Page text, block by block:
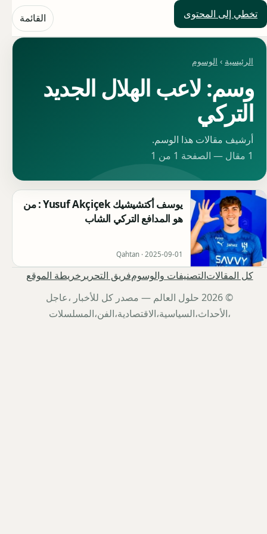
تخطي إلى المحتوى
حلول العالم القائمة
الرئيسية › الوسوم
وسم: لاعب الهلال الجديد
التركي
أرشيف مقالات هذا الوسم.
1 مقال — الصفحة 1 من 1
يوسف أكتشيشيك Yusuf Akçiçek : من
هو المدافع التركي الشاب
Qahtan · 2025-09-01
كل المقالاتالتصنيفات والوسومفريق التحرير خريطة الموقع
© 2026 حلول العالم — مصدر كل للأخبار ،عاجل
،الأحداث،السياسية،الاقتصادية،الفن،المسلسلات